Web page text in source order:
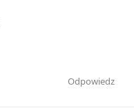
Odpowiedz